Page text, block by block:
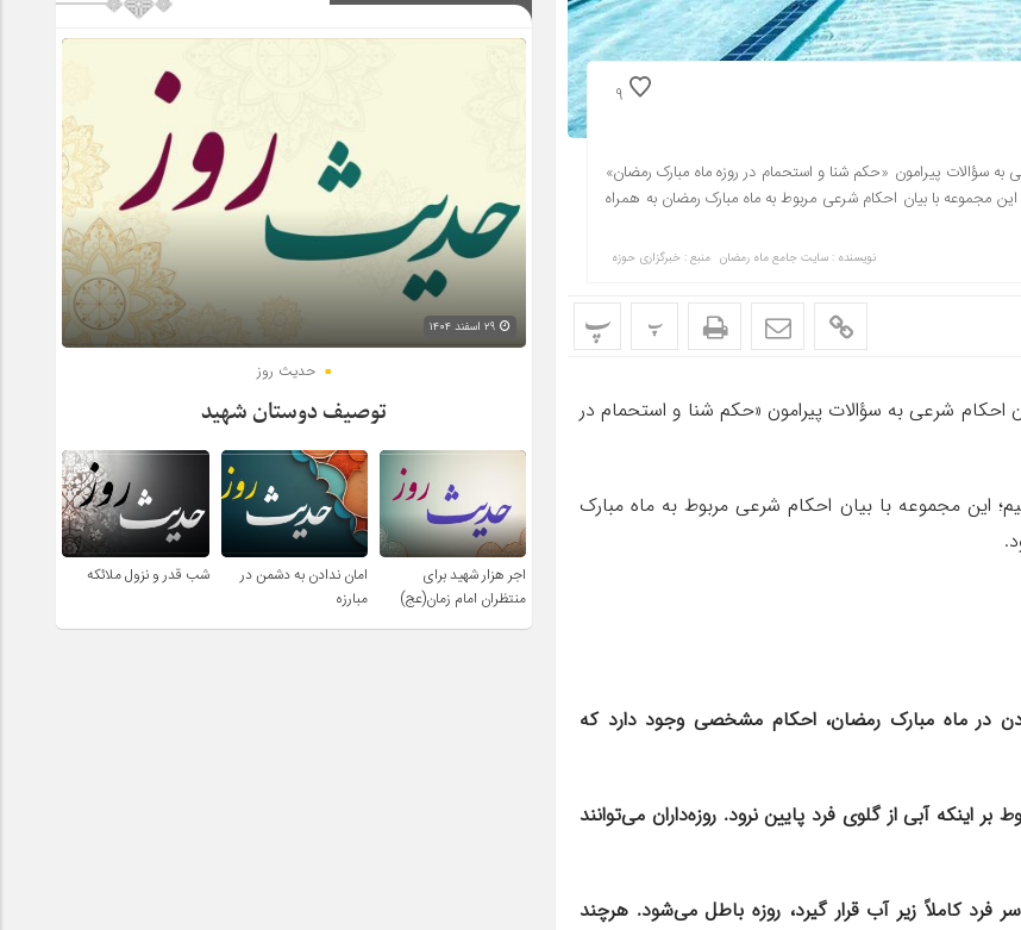
9
سؤالات پیرامون «حکم شنا و استحمام در روزه ماه مبارک رمضان»
مجموعه با بیان احکام شرعی مربوط به ماه مبارک رمضان به همراه
نویسنده : سایت جامع ماه رمضان منبع : خبرگزاری حوزه
پ پ
شرعی به سؤالات پیرامون «حکم شنا و استحمام در
این مجموعه با بیان احکام شرعی مربوط به ماه مبارک
در ماه مبارک رمضان، احکام مشخصی وجود دارد که
اینکه آبی از گلوی فرد پایین نرود. روزه‌داران می‌توانند
کاملاً زیر آب قرار گیرد، روزه باطل می‌شود. هرچند
حدیث روز
توصیف دوستان شهید
اجر هزار شهید برای
منتظران امام زمان(عج)
امان ندادن به دشمن در
مبارزه
شب قدر و نزول ملائکه